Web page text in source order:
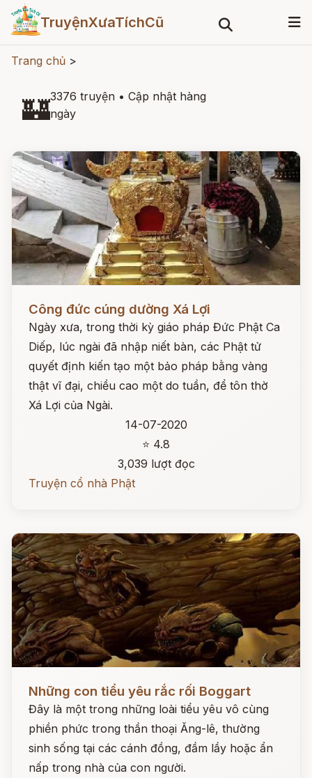
TruyệnXưaTíchCũ
Trang chủ >
🏰3376 truyện • Cập nhật hàng
ngày
Công đức cúng dường Xá Lợi
Ngày xưa, trong thời kỳ giáo pháp Đức Phật Ca
Diếp, lúc ngài đã nhập niết bàn, các Phật tử
quyết định kiến tạo một bảo pháp bằng vàng
thật vĩ đại, chiều cao một do tuần, để tôn thờ
Xá Lợi của Ngài.
14-07-2020
⭐ 4.8
3,039 lượt đọc
Truyện cổ nhà Phật
Những con tiểu yêu rắc rối Boggart
Đây là một trong những loài tiểu yêu vô cùng
phiền phức trong thần thoại Ăng-lê, thường
sinh sống tại các cánh đồng, đầm lầy hoặc ẩn
nấp trong nhà của con người.